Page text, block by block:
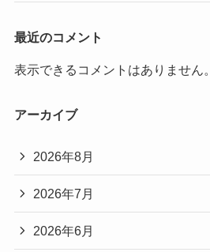
最近のコメント
表示できるコメントはありません。
アーカイブ
2026年8月
2026年7月
2026年6月